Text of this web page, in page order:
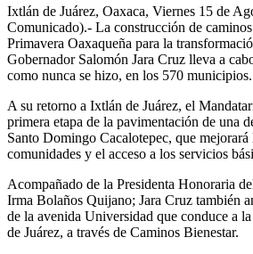
Ixtlán de Juárez, Oaxaca, Viernes 15 de
Comunicado).- La construcción de
Primavera Oaxaqueña para la
Gobernador Salomón Jara Cruz lleva a
como nunca se hizo, en los 570 municipios.
A su retorno a Ixtlán de Juárez, el
primera etapa de la pavimentación de una
Santo Domingo Cacalotepec, que
comunidades y el acceso a los servicios
Acompañado de la Presidenta Honoraria
Irma Bolaños Quijano; Jara Cruz también
de la avenida Universidad que conduce a
de Juárez, a través de Caminos Bienestar.